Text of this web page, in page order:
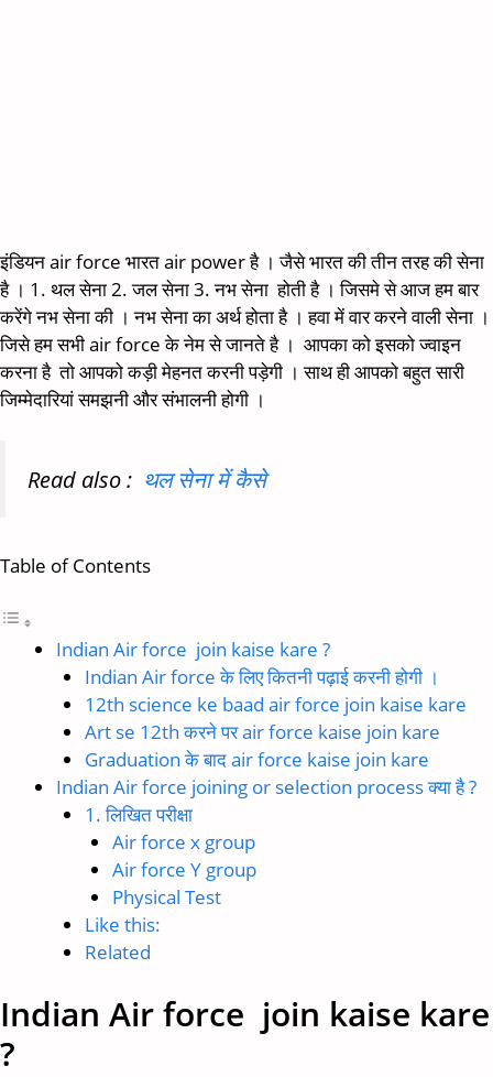
इंडियन air force भारत air power है । जैसे भारत की तीन तरह की सेना
है । 1. थल सेना 2. जल सेना 3. नभ सेना होती है । जिसमे से आज हम बार
करेंगे नभ सेना की । नभ सेना का अर्थ होता है । हवा में वार करने वाली सेना ।
जिसे हम सभी air force के नेम से जानते है । आपका को इसको ज्वाइन
करना है तो आपको कड़ी मेहनत करनी पड़ेगी । साथ ही आपको बहुत सारी
जिम्मेदारियां समझनी और संभालनी होगी ।
Read also : थल सेना में कैसे
Table of Contents
Indian Air force join kaise kare ?
Indian Air force के लिए कितनी पढ़ाई करनी होगी ।
12th science ke baad air force join kaise kare
Art se 12th करने पर air force kaise join kare
Graduation के बाद air force kaise join kare
Indian Air force joining or selection process क्या है ?
1. लिखित परीक्षा
Air force x group
Air force Y group
Physical Test
Like this:
Related
Indian Air force join kaise kare
?